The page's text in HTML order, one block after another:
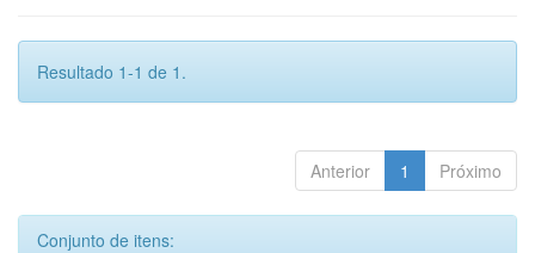
Resultado 1-1 de 1.
Anterior 1 Próximo
Conjunto de itens: